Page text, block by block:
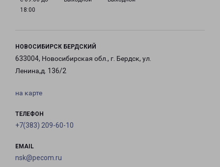
18:00
НОВОСИБИРСК БЕРДСКИЙ
633004, Новосибирская обл., г. Бердск, ул.
Ленина,д. 136/2
на карте
ТЕЛЕФОН
+7(383) 209-60-10
EMAIL
nsk@pecom.ru